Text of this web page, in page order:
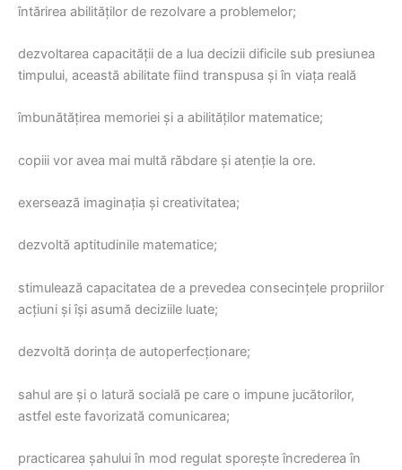
întărirea abilităţilor de rezolvare a problemelor;
dezvoltarea capacităţii de a lua decizii dificile sub presiunea
timpului, această abilitate fiind transpusa și în viața reală
îmbunătăţirea memoriei şi a abilităţilor matematice;
copiii vor avea mai multă răbdare şi atenţie la ore.
exersează imaginația și creativitatea;
dezvoltă aptitudinile matematice;
stimulează capacitatea de a prevedea consecințele propriilor
acțiuni și își asumă deciziile luate;
dezvoltă dorința de autoperfecționare;
sahul are și o latură socială pe care o impune jucătorilor,
astfel este favorizată comunicarea;
practicarea şahului în mod regulat sporește încrederea în